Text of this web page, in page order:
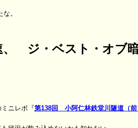
。
ジ・ベスト・オブ
ニレポ『第138回 小阿仁林鉄堂川隧道（前